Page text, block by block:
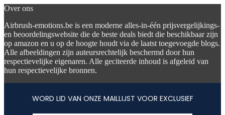
Over ons
Airbrush-emotions.be is een moderne alles-in-één prijsvergelijkings-
en beoordelingswebsite die de beste deals biedt die beschikbaar zijn
op amazon en u op de hoogte houdt via de laatst toegevoegde blogs.
Alle afbeeldingen zijn auteursrechtelijk beschermd door hun
respectievelijke eigenaren. Alle geciteerde inhoud is afgeleid van
hun respectievelijke bronnen.
WORD LID VAN ONZE MAILLIJST VOOR EXCLUSIEF